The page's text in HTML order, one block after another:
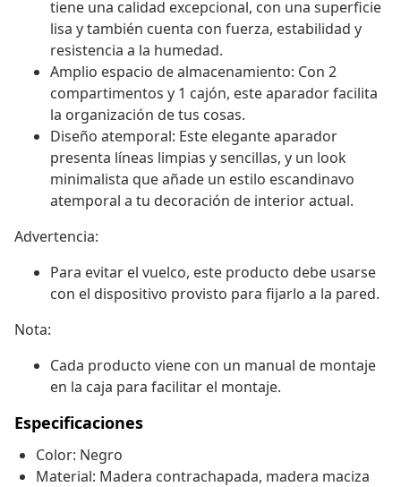
tiene una calidad excepcional, con una superficie
lisa y también cuenta con fuerza, estabilidad y
resistencia a la humedad.
Amplio espacio de almacenamiento: Con 2
compartimentos y 1 cajón, este aparador facilita
la organización de tus cosas.
Diseño atemporal: Este elegante aparador
presenta líneas limpias y sencillas, y un look
minimalista que añade un estilo escandinavo
atemporal a tu decoración de interior actual.
Advertencia:
Para evitar el vuelco, este producto debe usarse
con el dispositivo provisto para fijarlo a la pared.
Nota:
Cada producto viene con un manual de montaje
en la caja para facilitar el montaje.
Especificaciones
Color: Negro
Material: Madera contrachapada, madera maciza